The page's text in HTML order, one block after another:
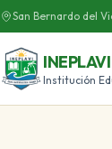
San Bernardo del
INEPLAVI
Institución